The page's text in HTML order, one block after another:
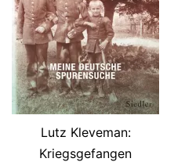
Lutz Kleveman:
Kriegsgefangen